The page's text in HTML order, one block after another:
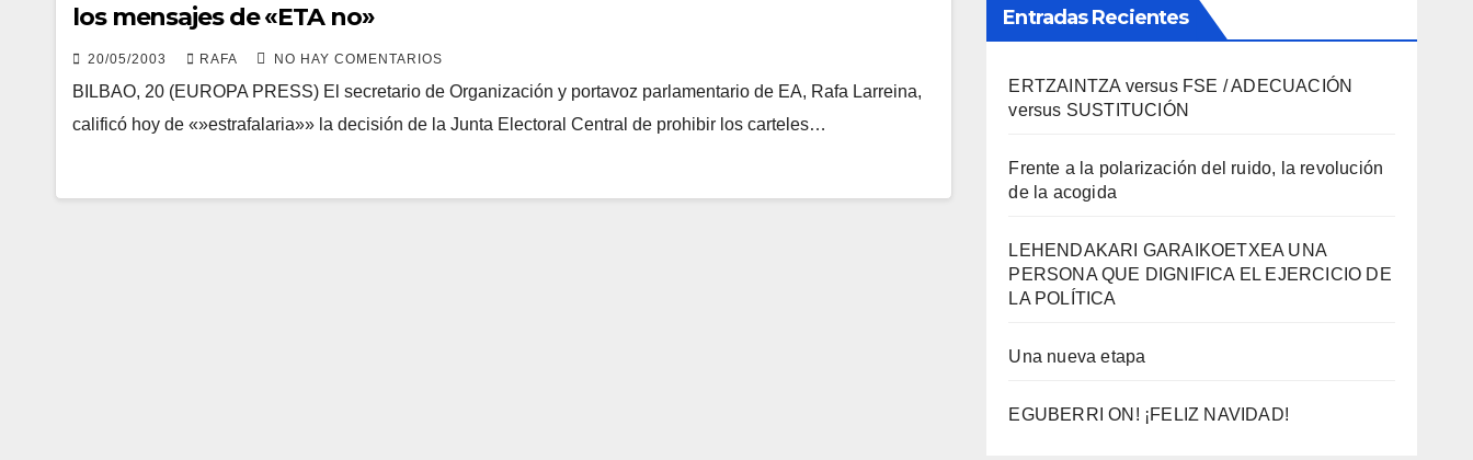
los mensajes de «ETA no»
20/05/2003 RAFA NO HAY COMENTARIOS
BILBAO, 20 (EUROPA PRESS) El secretario de Organización y portavoz parlamentario de EA, Rafa Larreina,
calificó hoy de «»estrafalaria»» la decisión de la Junta Electoral Central de prohibir los carteles…
Entradas Recientes
ERTZAINTZA versus FSE / ADECUACIÓN
versus SUSTITUCIÓN
Frente a la polarización del ruido, la revolución
de la acogida
LEHENDAKARI GARAIKOETXEA UNA
PERSONA QUE DIGNIFICA EL EJERCICIO DE
LA POLÍTICA
Una nueva etapa
EGUBERRI ON! ¡FELIZ NAVIDAD!